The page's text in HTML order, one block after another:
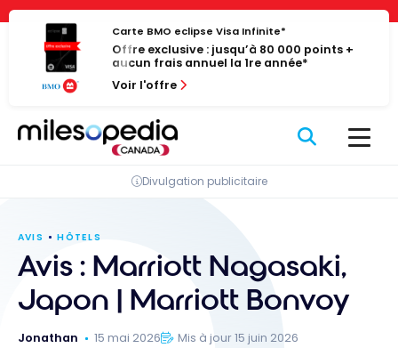
Panneau de gestion des cookies
Passer
contenu
Carte BMO eclipse Visa Infinite*
Offre exclusive : jusqu’à 80 000 points +
aucun frais annuel la 1re année*
Voir l'offre
Divulgation publicitaire
AVIS HÔTELS
Avis : Marriott Nagasaki,
Japon | Marriott Bonvoy
Jonathan 15 mai 2026 Mis à jour 15 juin 2026